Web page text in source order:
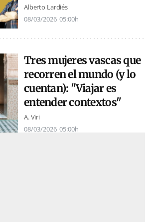
Alberto Lardiés
08/03/2026 05:00h
Tres mujeres vascas que
recorren el mundo (y lo
cuentan): "Viajar es
entender contextos"
A. Viri
08/03/2026 05:00h